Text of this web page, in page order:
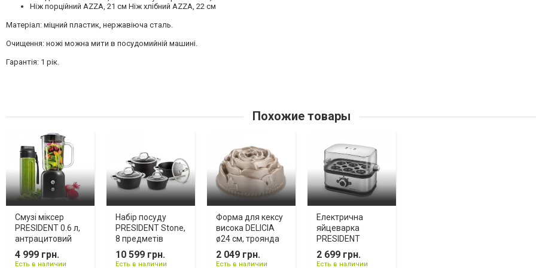
Ніж порційний AZZA, 21 см Ніж хлібний AZZA, 22 см
Матеріал: міцний пластик, нержавіюча сталь.
Очищення: ножі можна мити в посудомийній машині.
Гарантія: 1 рік.
Похожие товары
Смузі міксер
PRESIDENT 0.6 л,
антрацитовий
4 999 грн.
Есть в наличии
Набір посуду
PRESIDENT Stone,
8 предметів
10 599 грн.
Есть в наличии
Форма для кексу
висока DELICIA
ø24 см, троянда
2 049 грн.
Есть в наличии
Електрична
яйцеварка
PRESIDENT
2 699 грн.
Есть в наличии